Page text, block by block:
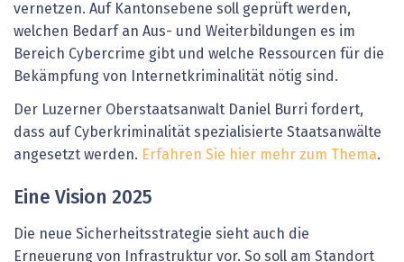
vernetzen. Auf Kantonsebene soll geprüft werden,
welchen Bedarf an Aus- und Weiterbildungen es im
Bereich Cybercrime gibt und welche Ressourcen für die
Bekämpfung von Internetkriminalität nötig sind.
Der Luzerner Oberstaatsanwalt Daniel Burri fordert,
dass auf Cyberkriminalität spezialisierte Staatsanwälte
angesetzt werden. Erfahren Sie hier mehr zum Thema.
Eine Vision 2025
Die neue Sicherheitsstrategie sieht auch die
Erneuerung von Infrastruktur vor. So soll am Standort